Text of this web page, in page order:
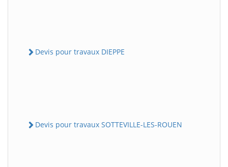
Devis pour travaux DIEPPE
Devis pour travaux SOTTEVILLE-LES-ROUEN